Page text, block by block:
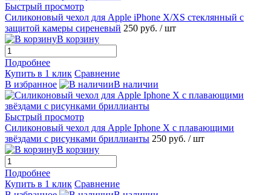
Быстрый просмотр
Силиконовый чехол для Apple iPhone X/XS стеклянный с
защитой камеры сиреневый 250 руб. / шт
В корзину
Подробнее
Купить в 1 клик Сравнение
В избранное
В наличии
Быстрый просмотр
Силиконовый чехол для Apple Iphone X с плавающими
звёздами с рисунками бриллианты 250 руб. / шт
В корзину
Подробнее
Купить в 1 клик Сравнение